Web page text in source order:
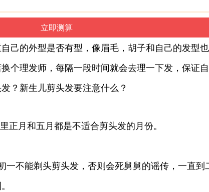
己的外型是否有型，像眉毛，胡子和自己的发型
个理发师，每隔一段时间就会去理一下发，保证
？新生儿剪头发要注意什么？
月和五月都是不适合剪头发的月份。
一不能剃头剪头发，否则会死舅舅的谣传，一直到